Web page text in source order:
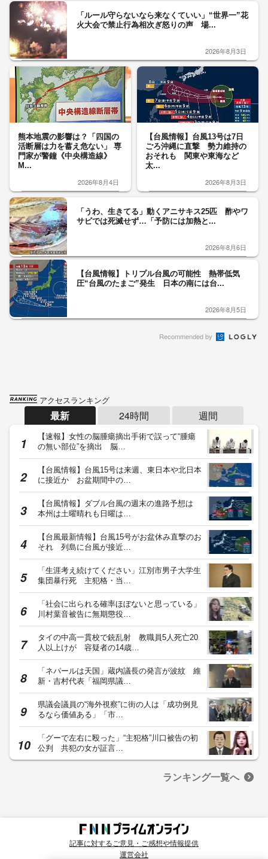
「ルール守らないなら来なくていい」“世界一”花
火大会で禁止行為相次ぎ怒りの声 場...
2026年8月3日
熊本地震の影響は？「四国の
活断層は力を蓄え危ない」 専
門家が警鐘《中央構造線》
M...
2026年8月4日
【台風情報】台風13号は7日
ごろ沖縄に直撃 勢力維持の
おそれも 関東や東海など
太...
2026年8月3日
「うわ、生きてる」動くアニサキス25匹 酢やワ
サビでは死滅せず…「予防には加熱と...
2026年8月6日
【台風情報】トリプル台風の可能性 熱帯低気
圧“台風のたまご”発生 日本の南には台...
2026年8月5日
Recommended by
アクセスランキング
最新 24時間 週間
【速報】女性の脳腫瘍摘出手術で誤って“腫瘍
の無い部位”を摘出 脳…
【台風情報】台風15号は来週、東日本や北日本
に接近か お盆期間中の…
【台風情報】ダブル台風の週末の進路予想は
本州は土曜晴れも日曜は…
【台風最新情報】台風15号がお盆休み直撃のお
それ 列島に台風が接近…
「生涯考え続けてください」江別市男子大学生
集団暴行死 主犯格・当…
「社会に出られる確率ほぼないと思っている」
川村葉音被告に無期懲役…
タイの中高一貫校で銃乱射 教職員5人死亡20
人以上けが 容疑者の14歳…
「ネパールは天国」蔵内議長の発言が波紋 維
新・吉村代表「福岡県議…
県議会議員の“海外視察”に街の人は「成功例見
るなら価値ある」「市…
「グーで左右に殴った」“主犯格”川口被告の初
公判 共犯の女が証言…
ランキング一覧へ
記事に対するご意見・ご感想や情報提供
運営会社